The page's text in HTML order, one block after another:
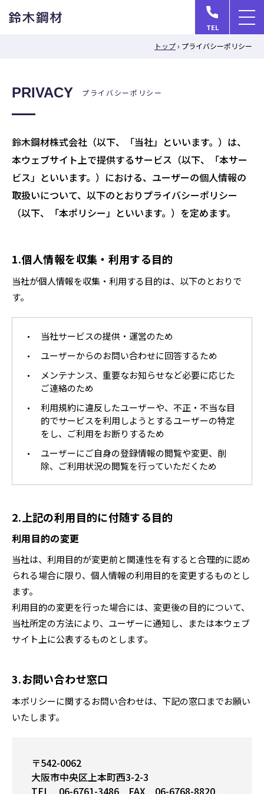
TEL
メ
ニ
ュ
トップ› プライバシーポリシー
PRIVACY プライバシーポリシー
鈴木鋼材株式会社（以下、「当社」といいます。）は、
本ウェブサイト上で提供するサービス（以下、「本サー
ビス」といいます。）における、ユーザーの個人情報の
取扱いについて、以下のとおりプライバシーポリシー
（以下、「本ポリシー」といいます。）を定めます。
1.個人情報を収集・利用する目的
当社が個人情報を収集・利用する目的は、以下のとおりで
す。
当社サービスの提供・運営のため
ユーザーからのお問い合わせに回答するため
メンテナンス、重要なお知らせなど必要に応じた
ご連絡のため
利用規約に違反したユーザーや、不正・不当な目
的でサービスを利用しようとするユーザーの特定
をし、ご利用をお断りするため
ユーザーにご自身の登録情報の閲覧や変更、削
除、ご利用状況の閲覧を行っていただくため
2.上記の利用目的に付随する目的
利用目的の変更
当社は、利用目的が変更前と関連性を有すると合理的に認め
られる場合に限り、個人情報の利用目的を変更するものとし
ます。
利用目的の変更を行った場合には、変更後の目的について、
当社所定の方法により、ユーザーに通知し、または本ウェブ
サイト上に公表するものとします。
3.お問い合わせ窓口
本ポリシーに関するお問い合わせは、下記の窓口までお願い
いたします。
〒542-0062
大阪市中央区上本町西3-2-3
TEL 06-6761-3486 FAX 06-6768-8820